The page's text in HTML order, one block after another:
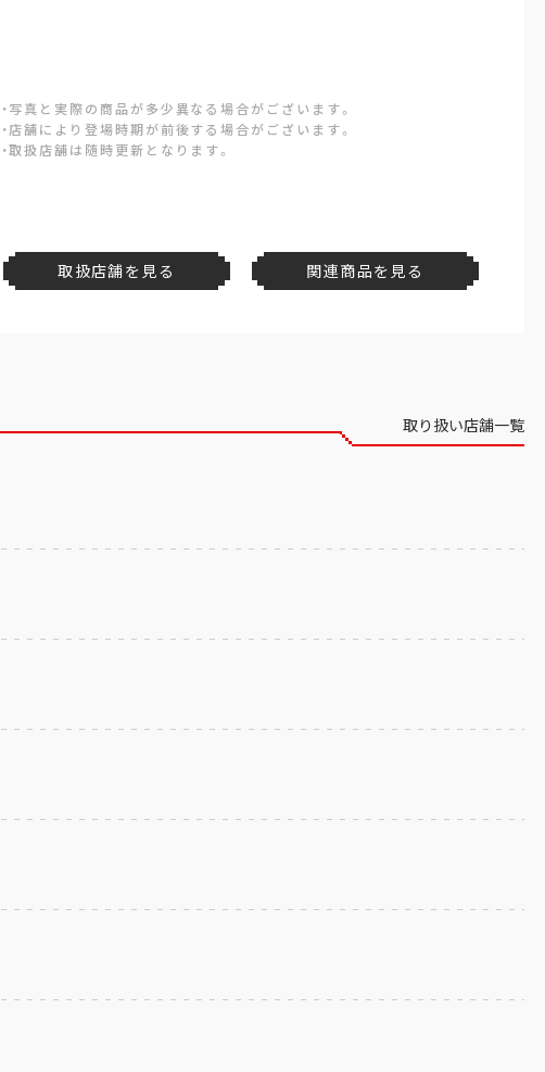
・写真と実際の商品が多少異なる場合がございます。
・店舗により登場時期が前後する場合がございます。
・取扱店舗は随時更新となります。
取扱店舗を見る 関連商品を見る
取り扱い店舗一覧